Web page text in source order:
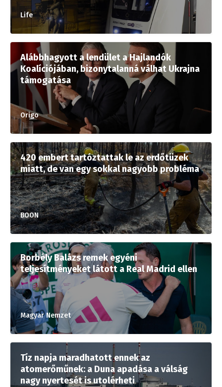
Life
Alábbhagyott a lendület a Hajlandók
Koalíciójában, bizonytalanná válhat Ukrajna
támogatása
Origo
420 embert tartóztattak le az erdőtüzek
miatt, de van egy sokkal nagyobb probléma
BOON
Borbély Balázs remek egyéni
teljesítményeket látott a Real Madrid ellen
Magyar Nemzet
Tíz napja maradhatott ennek az
atomerőműnek: a Duna apadása a válság
nagy nyertesét is utolérheti